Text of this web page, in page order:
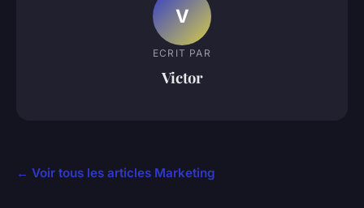
V
ECRIT PAR
Victor
← Voir tous les articles Marketing